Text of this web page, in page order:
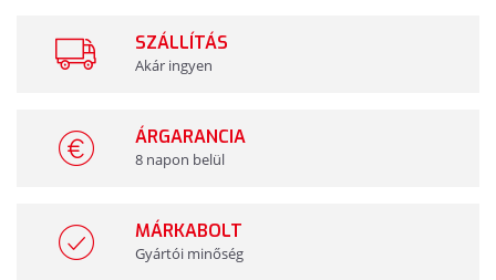
SZÁLLÍTÁS
Akár ingyen
ÁRGARANCIA
8 napon belül
MÁRKABOLT
Gyártói minőség